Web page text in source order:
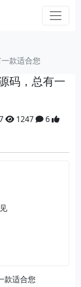
款适合您
码，总有一
1247
6
款适合您